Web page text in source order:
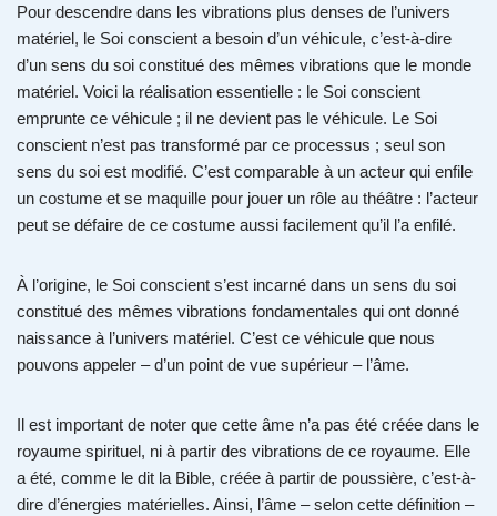
Pour descendre dans les vibrations plus denses de l’univers
matériel, le Soi conscient a besoin d’un véhicule, c’est-à-dire
d’un sens du soi constitué des mêmes vibrations que le monde
matériel. Voici la réalisation essentielle : le Soi conscient
emprunte ce véhicule ; il ne devient pas le véhicule. Le Soi
conscient n’est pas transformé par ce processus ; seul son
sens du soi est modifié. C’est comparable à un acteur qui enfile
un costume et se maquille pour jouer un rôle au théâtre : l’acteur
peut se défaire de ce costume aussi facilement qu’il l’a enfilé.
À l’origine, le Soi conscient s’est incarné dans un sens du soi
constitué des mêmes vibrations fondamentales qui ont donné
naissance à l’univers matériel. C’est ce véhicule que nous
pouvons appeler – d’un point de vue supérieur – l’âme.
Il est important de noter que cette âme n’a pas été créée dans le
royaume spirituel, ni à partir des vibrations de ce royaume. Elle
a été, comme le dit la Bible, créée à partir de poussière, c’est-à-
dire d’énergies matérielles. Ainsi, l’âme – selon cette définition –